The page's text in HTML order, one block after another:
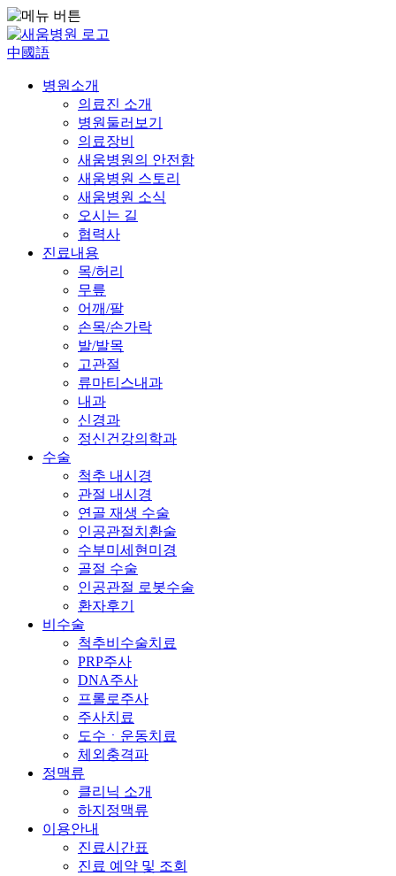
中國語
병원소개
의료진 소개
병원둘러보기
의료장비
새움병원의 안전함
새움병원 스토리
새움병원 소식
오시는 길
협력사
진료내용
목/허리
무릎
어깨/팔
손목/손가락
발/발목
고관절
류마티스내과
내과
신경과
정신건강의학과
수술
척추 내시경
관절 내시경
연골 재생 수술
인공관절치환술
수부미세현미경
골절 수술
인공관절 로봇수술
환자후기
비수술
척추비수술치료
PRP주사
DNA주사
프롤로주사
주사치료
도수ㆍ운동치료
체외충격파
정맥류
클리닉 소개
하지정맥류
이용안내
진료시간표
진료 예약 및 조회